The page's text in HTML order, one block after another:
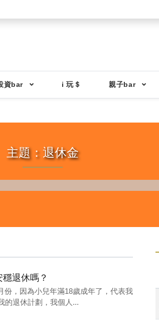
資bar i 玩＄ 親子bar
主題：退休金
退休嗎？
份，因為小兒年滿18歲成年了，代表我
的退休計劃，我個人...